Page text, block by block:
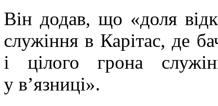
Він додав, що «доля
служіння в Карітас, де
і цілого грона
у в’язниці».